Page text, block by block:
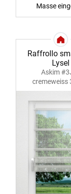
Masse
Raffrollo
Lysel
Askim
cremeweiss